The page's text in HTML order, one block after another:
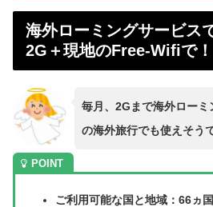
海外ローミングサービス
2G＋現地のFree-Wifiで！
毎月、2Gまで海外ローミ
の海外旅行でも使えそう
ご利用可能な国と地域：66ヵ国